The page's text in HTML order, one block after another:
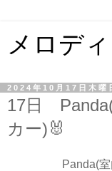
メロデ
2024年10月17日木曜
17日
カー)🐰
Panda(